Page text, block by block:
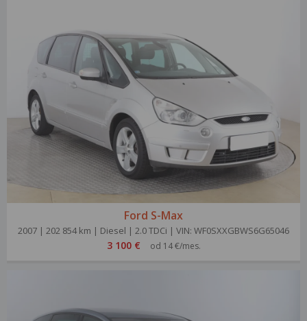
Ford S-Max
2007 | 202 854 km | Diesel | 2.0 TDCi | VIN: WF0SXXGBWS6G65046
3 100 € od 14 €/mes.